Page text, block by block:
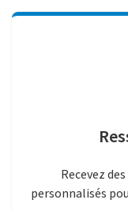
Recevez
personnalisés